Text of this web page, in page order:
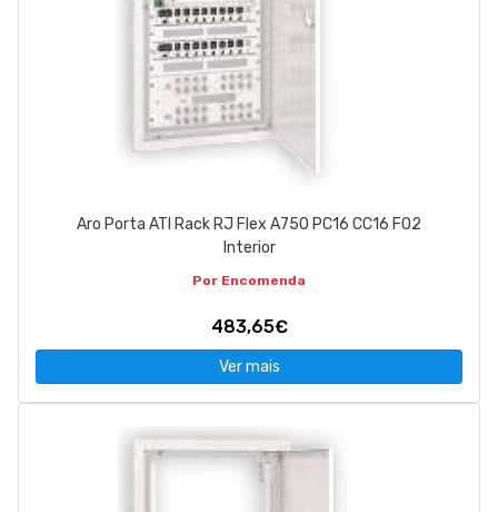
Aro Porta ATI Rack RJ Flex A750 PC16 CC16 FO2
Interior
Por Encomenda
483,65€
Ver mais